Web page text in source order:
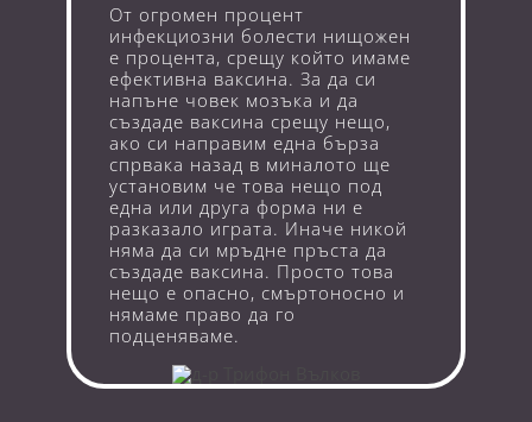
От огромен процент
инфекциозни болести нищожен
е процента, срещу който имаме
ефективна ваксина. За да си
напъне човек мозъка и да
създаде ваксина срещу нещо,
ако си направим една бърза
спрвака назад в миналото ще
установим че това нещо под
една или друга форма ни е
разказало играта. Иначе никой
няма да си мръдне пръста да
създаде ваксина. Просто това
нещо е опасно, смъртоносно и
нямаме право да го
подценяваме.